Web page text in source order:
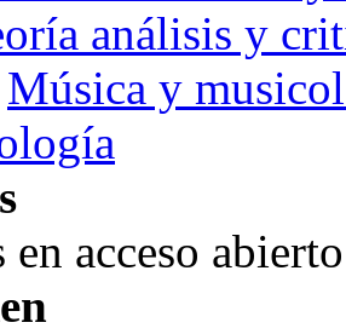
análisis y
Música y
en acceso